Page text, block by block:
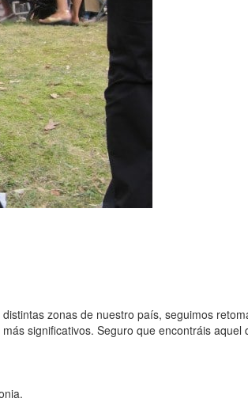
zonas de nuestro país, seguimos
significativos. Seguro que encontráis